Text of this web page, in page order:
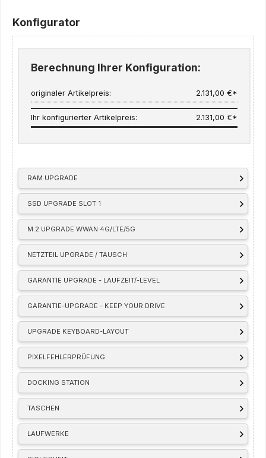
Konfigurator
RAM UPGRADE
SSD UPGRADE SLOT 1
M.2 UPGRADE WWAN 4G/LTE/5G
NETZTEIL UPGRADE / TAUSCH
GARANTIE UPGRADE - LAUFZEIT/-LEVEL
GARANTIE-UPGRADE - KEEP YOUR DRIVE
UPGRADE KEYBOARD-LAYOUT
PIXELFEHLERPRÜFUNG
DOCKING STATION
TASCHEN
LAUFWERKE
Berechnung Ihrer Konfiguration:
originaler Artikelpreis: 2.131,00 €*
Ihr konfigurierter Artikelpreis: 2.131,00 €*